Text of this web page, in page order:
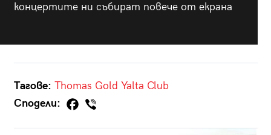
концертите ни събират повече от екрана
Тагове: Thomas Gold Yalta Club
Сподели: